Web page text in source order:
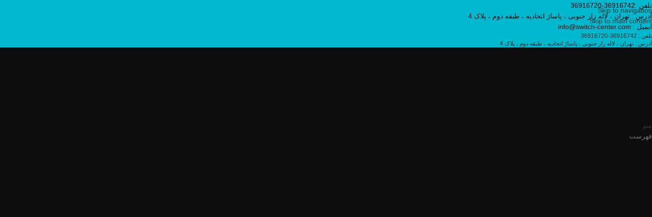
Skip to navigation
Skip to main content
تلفن :36916742-36916720
آدرس : تهران ، لاله زار جنوبی ، پاساژ اتحادیه ، طبقه دوم ، پلاک 4
ایمیل : info@switch-center.com
تلفن : 36916742-36916720
آدرس : تهران ، لاله زار جنوبی ، پاساژ اتحادیه ، طبقه دوم ، پلاک 4
منو
فهرست